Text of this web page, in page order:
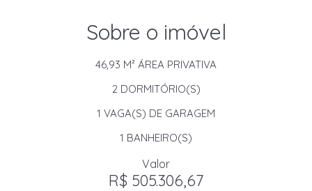
Sobre o imóvel
46,93 M² ÁREA PRIVATIVA
2DORMITÓRIO(S)
1 VAGA(S) DE GARAGEM
1 BANHEIRO(S)
Valor
R$ 505.306,67